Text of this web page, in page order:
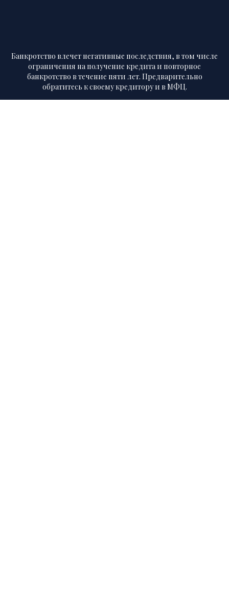
Банкротство влечет негативные последствия, в том числе
ограничения на получение кредита и повторное
банкротство в течение пяти лет. Предварительно
обратитесь к своему кредитору и в МФЦ.